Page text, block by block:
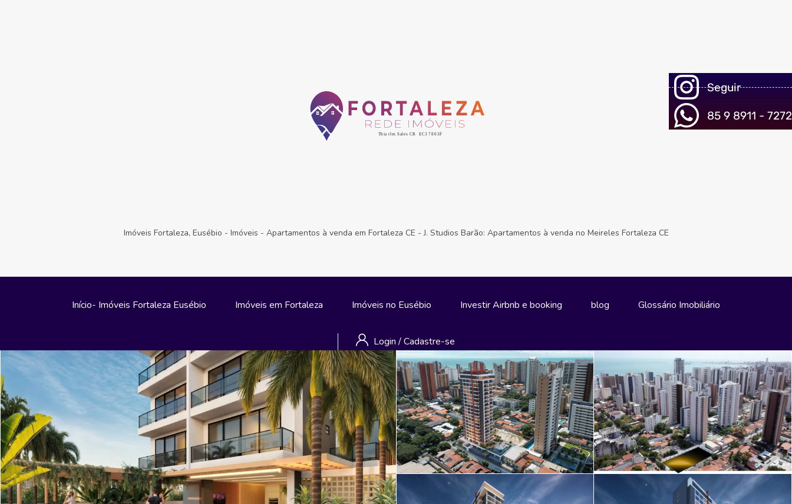
Imóveis Fortaleza, Eusébio - Imóveis - Apartamentos à venda em Fortaleza CE -J. Studios Barão: Apartamentos à venda no Meireles Fortaleza CE
Seguir
85 9 8911 - 7272
Início- Imóveis Fortaleza Eusébio Imóveis em Fortaleza Imóveis no Eusébio Investir Airbnb e booking blog Glossário Imobiliário
Login/Cadastre-se